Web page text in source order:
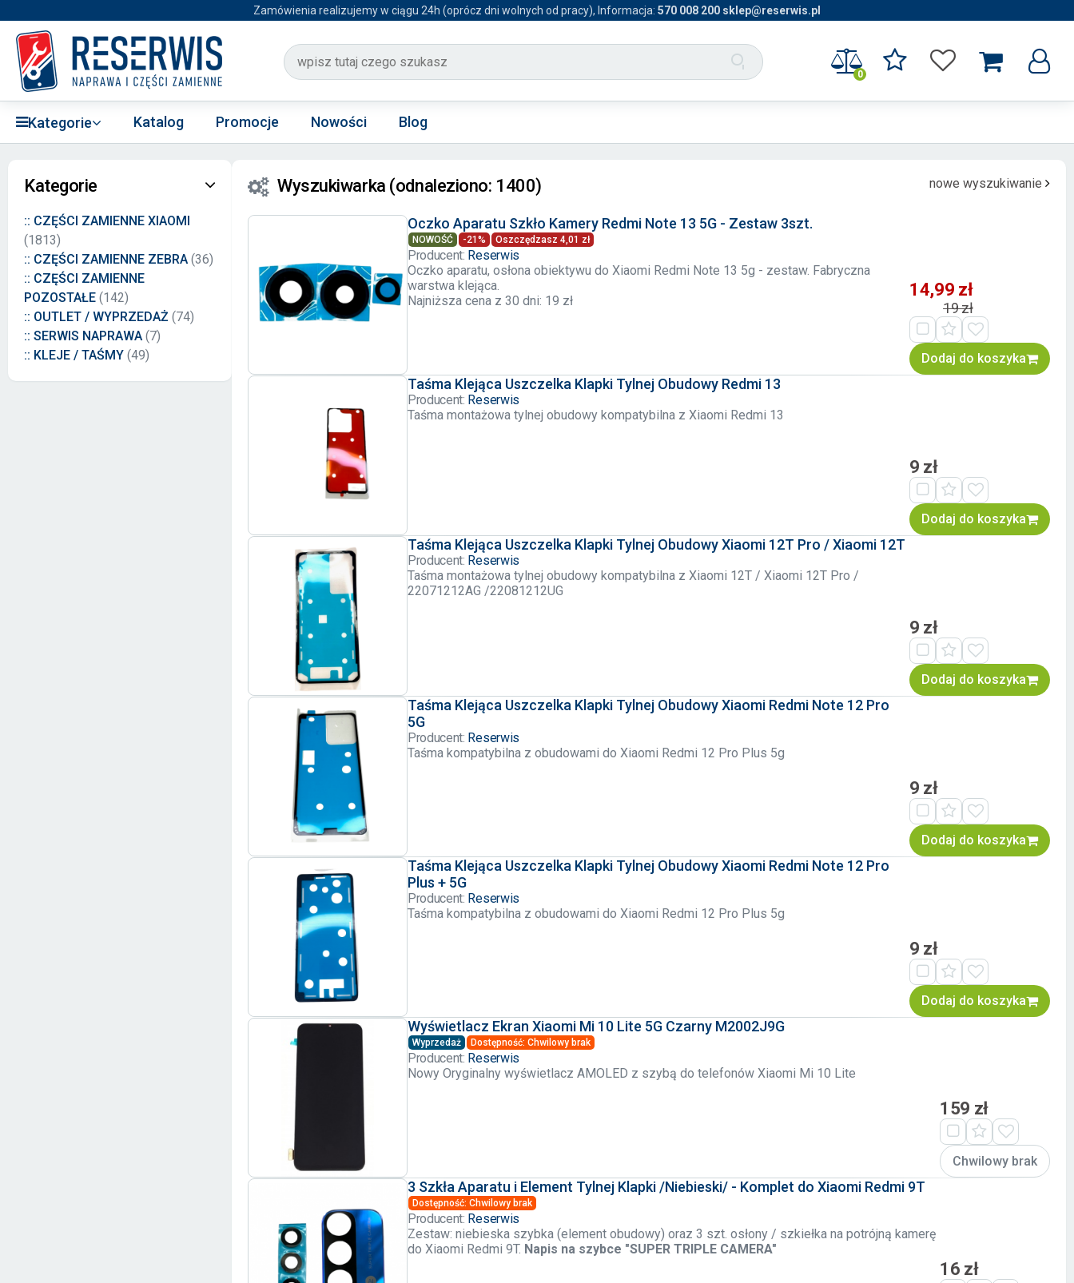
Zamówienia realizujemy w ciągu 24h (oprócz dni wolnych od pracy), Informacja: 570 008 200 sklep@reserwis.pl
0
Kategorie Katalog Promocje Nowości Blog
Kategorie
:: CZĘŚCI ZAMIENNE XIAOMI
(1813)
:: CZĘŚCI ZAMIENNE ZEBRA (36)
:: CZĘŚCI ZAMIENNE
POZOSTAŁE (142)
:: OUTLET / WYPRZEDAŻ (74)
:: SERWIS NAPRAWA (7)
:: KLEJE / TAŚMY (49)
Wyszukiwarka (odnaleziono: 1400) nowe wyszukiwanie
Oczko Aparatu Szkło Kamery Redmi Note 13 5G - Zestaw 3szt.
NOWOŚĆ -21% Oszczędzasz 4,01 zł
Producent: Reserwis
Oczko aparatu, osłona obiektywu do Xiaomi Redmi Note 13 5g - zestaw. Fabryczna
warstwa klejąca.
Najniższa cena z 30 dni: 19 zł
14,99 zł
19 zł
Dodaj do koszyka
Taśma Klejąca Uszczelka Klapki Tylnej Obudowy Redmi 13
Producent: Reserwis
Taśma montażowa tylnej obudowy kompatybilna z Xiaomi Redmi 13
9 zł
Dodaj do koszyka
Taśma Klejąca Uszczelka Klapki Tylnej Obudowy Xiaomi 12T Pro / Xiaomi 12T
Producent: Reserwis
Taśma montażowa tylnej obudowy kompatybilna z Xiaomi 12T / Xiaomi 12T Pro /
22071212AG /22081212UG
9 zł
Dodaj do koszyka
Taśma Klejąca Uszczelka Klapki Tylnej Obudowy Xiaomi Redmi Note 12 Pro
5G
Producent: Reserwis
Taśma kompatybilna z obudowami do Xiaomi Redmi 12 Pro Plus 5g
9 zł
Dodaj do koszyka
Taśma Klejąca Uszczelka Klapki Tylnej Obudowy Xiaomi Redmi Note 12 Pro
Plus + 5G
Producent: Reserwis
Taśma kompatybilna z obudowami do Xiaomi Redmi 12 Pro Plus 5g
9 zł
Dodaj do koszyka
Wyświetlacz Ekran Xiaomi Mi 10 Lite 5G Czarny M2002J9G
Wyprzedaż Dostępność: Chwilowy brak
Producent: Reserwis
Nowy Oryginalny wyświetlacz AMOLED z szybą do telefonów Xiaomi Mi 10 Lite
159 zł
Chwilowy brak
3 Szkła Aparatu i Element Tylnej Klapki /Niebieski/ - Komplet do Xiaomi Redmi 9T
Dostępność: Chwilowy brak
Producent: Reserwis
Zestaw: niebieska szybka (element obudowy) oraz 3 szt. osłony / szkiełka na potrójną kamerę
do Xiaomi Redmi 9T. Napis na szybce "SUPER TRIPLE CAMERA"
16 zł